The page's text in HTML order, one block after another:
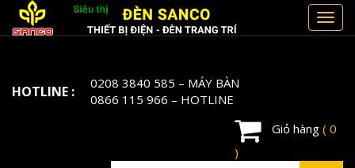
HOTLINE : 0208 3840 585 – MÁY BÀN
0866 115 966 – HOTLINE
Giỏ hàng ( 0
)